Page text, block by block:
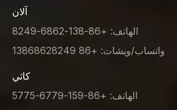
آلان
الهاتف: +86-138-6862-8249
واتساب/ويشات: +86 13868628249
كاثي
الهاتف: +86-159-6779-5775